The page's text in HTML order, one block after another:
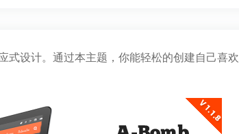
设计。通过本主题，你能轻松的创建自己喜欢